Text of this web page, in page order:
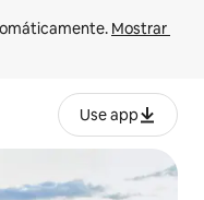
Mostrar
Use app